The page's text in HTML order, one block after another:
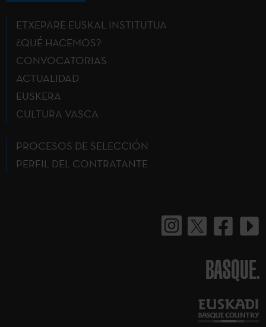
ETXEPARE EUSKAL INSTITUTUA
¿QUÉ HACEMOS?
CONVOCATORIAS
ACTUALIDAD
EUSKERA
CULTURA VASCA
PROCESOS DE SELECCIÓN
PERFIL DEL CONTRATANTE
BASQUE.